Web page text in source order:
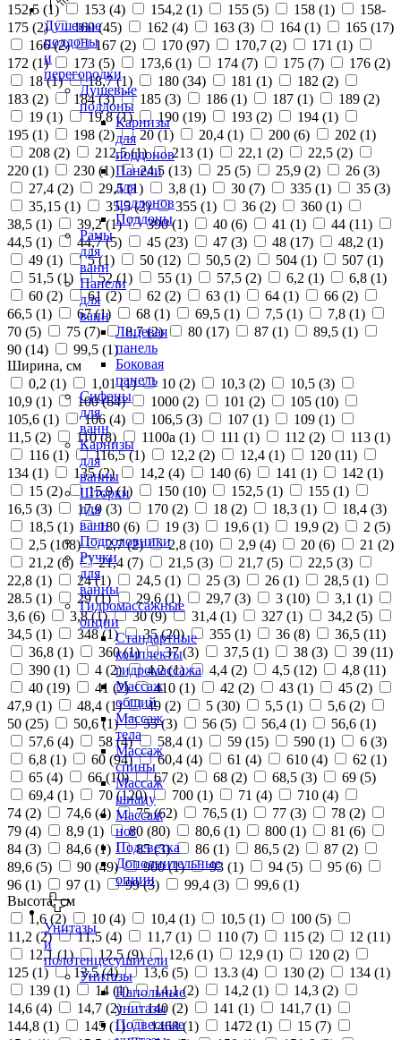
Душевые
поддоны
и
перегородки
Душевые
поддоны
Карнизы
для
поддонов
Панели
для
поддонов
Поддоны
Рамы
для
ванн
Панели
для
ванн
Лицевая
панель
Боковая
панель
Сифоны
для
ванн
Карнизы
для
ванны
Шторки
для
ванн
Подголовники
Ручки
для
ванны
Гидромассажные
опции
Стандартные
комплекты
гидромассажа
Массаж
общий
Массаж
тела
Массаж
спины
Массаж
шиацу
Массаж
ног
Подсветка
Дополнительные
опции
Унитазы
и
полотенцесушители
Унитазы
Напольные
унитазы
Подвесные
152,5 (1) 153 (4) 154,2 (1) 155 (5) 158 (1)
158-
175 (2) 160 (45) 162 (4) 163 (3) 164 (1) 165 (17)
166 (2) 167 (2) 170 (97) 170,7 (2) 171 (1)
172 (1) 173 (5) 173,6 (1) 174 (7) 175 (7) 176 (2)
18 (1) 18,7 (1) 180 (34) 181 (1) 182 (2)
183 (2) 184 (3) 185 (3) 186 (1) 187 (1) 189 (2)
19 (1) 19,8 (1) 190 (19) 193 (2) 194 (1)
195 (1) 198 (2) 20 (1) 20,4 (1) 200 (6) 202 (1)
208 (2) 212,5 (1) 213 (1) 22,1 (2) 22,5 (2)
220 (1) 230 (1) 24,5 (13) 25 (5) 25,9 (2) 26 (3)
27,4 (2) 29,5 (1) 3,8 (1) 30 (7) 335 (1) 35 (3)
35,15 (1) 35,5 (2) 355 (1) 36 (2) 360 (1)
38,5 (1) 39,2 (1) 390 (1) 40 (6) 41 (1) 44 (11)
44,5 (1) 44,7 (5) 45 (23) 47 (3) 48 (17) 48,2 (1)
49 (1) 5 (1) 50 (12) 50,5 (2) 504 (1) 507 (1)
51,5 (1) 52 (1) 55 (1) 57,5 (2) 6,2 (1) 6,8 (1)
60 (2) 61 (2) 62 (2) 63 (1) 64 (1) 66 (2)
66,5 (1) 67 (1) 68 (1) 69,5 (1) 7,5 (1) 7,8 (1)
70 (5) 75 (7) 8,7 (2) 80 (17) 87 (1) 89,5 (1)
90 (14) 99,5 (1)
Ширина, см
0,2 (1) 1,01 (1) 10 (2) 10,3 (2) 10,5 (3)
10,9 (1) 100 (64) 1000 (2) 101 (2) 105 (10)
105,6 (1) 106 (4) 106,5 (3) 107 (1) 109 (1)
11,5 (2) 110 (8) 1100а (1) 111 (1) 112 (2) 113 (1)
116 (1) 116,5 (1) 12,2 (2) 12,4 (1) 120 (11)
134 (1) 135 (2) 14,2 (4) 140 (6) 141 (1) 142 (1)
15 (2) 15,9 (1) 150 (10) 152,5 (1) 155 (1)
16,5 (3) 17,9 (3) 170 (2) 18 (2) 18,3 (1) 18,4 (3)
18,5 (1) 180 (6) 19 (3) 19,6 (1) 19,9 (2) 2 (5)
2,5 (108) 2,7 (2) 2,8 (10) 2,9 (4) 20 (6) 21 (2)
21,2 (6) 21,4 (7) 21,5 (3) 21,7 (5) 22,5 (3)
22,8 (1) 24 (1) 24,5 (1) 25 (3) 26 (1) 28,5 (1)
28.5 (1) 29 (1) 29,6 (1) 29,7 (3) 3 (10) 3,1 (1)
3,6 (6) 3,8 (1) 30 (9) 31,4 (1) 327 (1) 34,2 (5)
34,5 (1) 348 (1) 35 (20) 355 (1) 36 (8) 36,5 (11)
36,8 (1) 360 (1) 37 (3) 37,5 (1) 38 (3) 39 (11)
390 (1) 4 (2) 4,2 (1) 4,4 (2) 4,5 (12) 4,8 (11)
40 (19) 41 (2) 410 (1) 42 (2) 43 (1) 45 (2)
47,9 (1) 48,4 (1) 49 (2) 5 (30) 5,5 (1) 5,6 (2)
50 (25) 50,6 (1) 55 (3) 56 (5) 56,4 (1) 56,6 (1)
57,6 (4) 58 (4) 58,4 (1) 59 (15) 590 (1) 6 (3)
6,8 (1) 60 (94) 60,4 (4) 61 (4) 610 (4) 62 (1)
65 (4) 66 (10) 67 (2) 68 (2) 68,5 (3) 69 (5)
69,4 (1) 70 (120) 700 (1) 71 (4) 710 (4)
74 (2) 74,6 (4) 75 (62) 76,5 (1) 77 (3) 78 (2)
79 (4) 8,9 (1) 80 (80) 80,6 (1) 800 (1) 81 (6)
84 (3) 84,6 (1) 85 (3) 86 (1) 86,5 (2) 87 (2)
89,6 (5) 90 (49) 900 (1) 93 (1) 94 (5) 95 (6)
96 (1) 97 (1) 99 (3) 99,4 (3) 99,6 (1)
Высота, см
1,6 (2) 10 (4) 10,4 (1) 10,5 (1) 100 (5)
11,2 (2) 11,5 (4) 11,7 (1) 110 (7) 115 (2) 12 (11)
12,1 (1) 12,5 (9) 12,6 (1) 12,9 (1) 120 (2)
125 (1) 13,5 (4) 13,6 (5) 13.3 (4) 130 (2) 134 (1)
139 (1) 14 (1) 14,1 (2) 14,2 (1) 14,3 (2)
14,6 (4) 14,7 (2) 140 (2) 141 (1) 141,7 (1)
144,8 (1) 145 (1) 1468 (1) 1472 (1) 15 (7)